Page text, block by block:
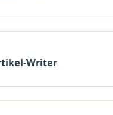
Writer